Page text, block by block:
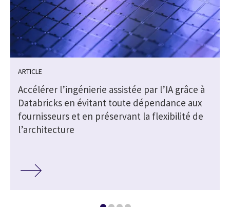
ARTICLE
Accélérer l’ingénierie assistée par l’IA grâce à
Databricks en évitant toute dépendance aux
fournisseurs et en préservant la flexibilité de
l’architecture